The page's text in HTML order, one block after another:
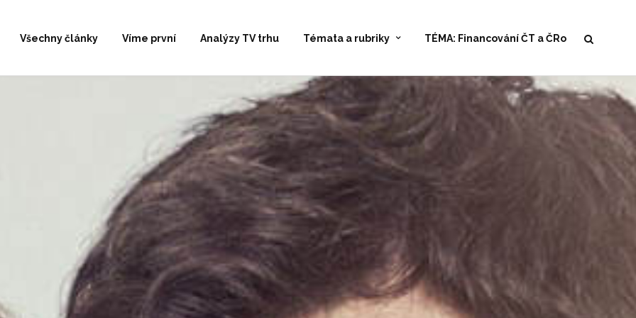
Všechny články Víme první Analýzy TV trhu Témata a rubriky TÉMA: Financování ČT a ČRo